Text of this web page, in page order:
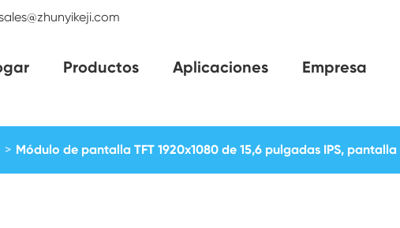
Productos Aplicaciones Empresa
Módulo de pantalla TFT 1920x1080 de 15,6 pulgadas IPS,